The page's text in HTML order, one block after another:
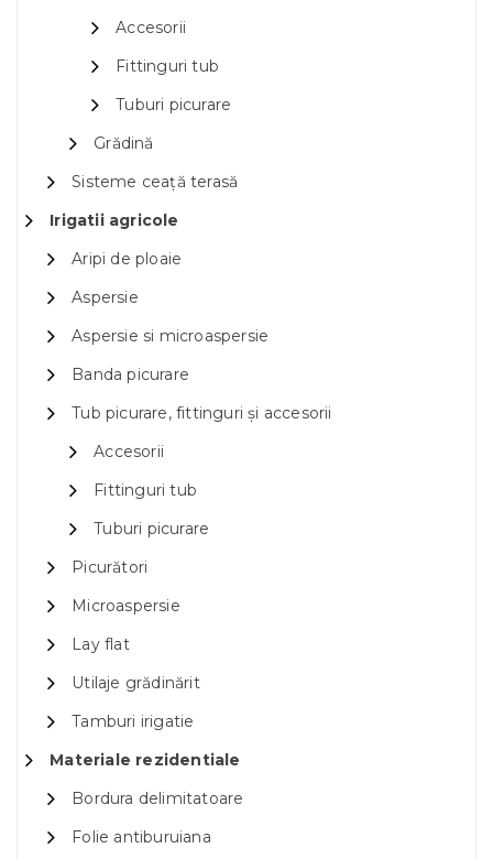
Accesorii
Fittinguri tub
Tuburi picurare
Grădină
Sisteme ceață terasă
Irigatii agricole
Aripi de ploaie
Aspersie
Aspersie si microaspersie
Banda picurare
Tub picurare, fittinguri și accesorii
Accesorii
Fittinguri tub
Tuburi picurare
Picurători
Microaspersie
Lay flat
Utilaje grădinărit
Tamburi irigatie
Materiale rezidentiale
Bordura delimitatoare
Folie antiburuiana